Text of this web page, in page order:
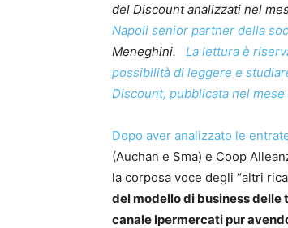
del Discount analizzati nel
Napoli senior partner della
Meneghini.
La lettura è
possibilità di leggere e
Discount, pubblicata nel
Dopo aver analizzato le
(Auchan e Sma) e Coop
la corposa voce degli “altri
del modello di business delle
canale Ipermercati pur